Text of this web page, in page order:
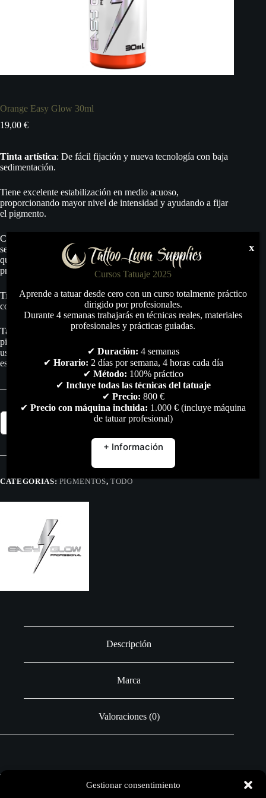
Gestionar consentimiento
Orange Easy Glow 30ml
19,00 €
Tinta artística: De fácil fijación y nueva tecnología con baja
sedimentación.
Tiene excelente estabilización en medio acuoso,
proporcionando mayor nivel de intensidad y ayudando a fijar
el pigmento.
Con nueva tecnología de dispersión de partículas, no presenta
sedimentación, coagulación, endurecimiento. En el caso de
que suceda separación de los pigmentos, basta agitar el
producto.
Tiene alta resistencia a alteraciones (por luz solar,
contaminantes, solventes, etc).
Tattoo Luna S.L. no se hace responsable del mal uso de estos
pigmentos, y por lo tanto no da ninguna garantía más allá del
uso adecuado para el dibujo en lienzos o láminas, fin al que
está destinado este producto.
Orange
Glow
cantidad
Añadir al carrito
CATEGORÍAS:PIGMENTOS,TODO
Descripción
Marca
Valoraciones (0)
Pigmentos Artísticos
Cursos Tatuaje 2025
Aprende a tatuar desde cero con un curso totalmente práctico
dirigido por profesionales.
Durante 4 semanas trabajarás en técnicas reales, materiales
profesionales y prácticas guiadas.
✔ Duración: 4 semanas
✔ Horario: 2 días por semana, 4 horas cada día
✔ Método: 100% práctico
✔ Incluye todas las técnicas del tatuaje
✔ Precio: 800 €
✔ Precio con máquina incluida: 1.000 € (incluye máquina
de tatuar profesional)
+ Información
x